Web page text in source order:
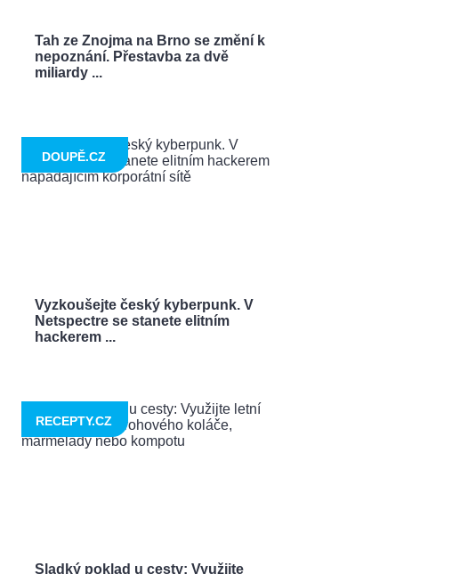
Tah ze Znojma na Brno se změní k
nepoznání. Přestavba za dvě
miliardy ...
Vyzkoušejte český kyberpunk. V
Netspectre se stanete elitním
hackerem ...
DOUPĚ.CZ
Sladký poklad u cesty: Využijte
RECEPTY.CZ